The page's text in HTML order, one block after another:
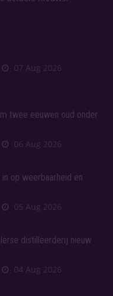
07 Aug 2026
twee eeuwen oud onder
06 Aug 2026
op weerbaarheid en
05 Aug 2026
distilleerderij nieuw
04 Aug 2026